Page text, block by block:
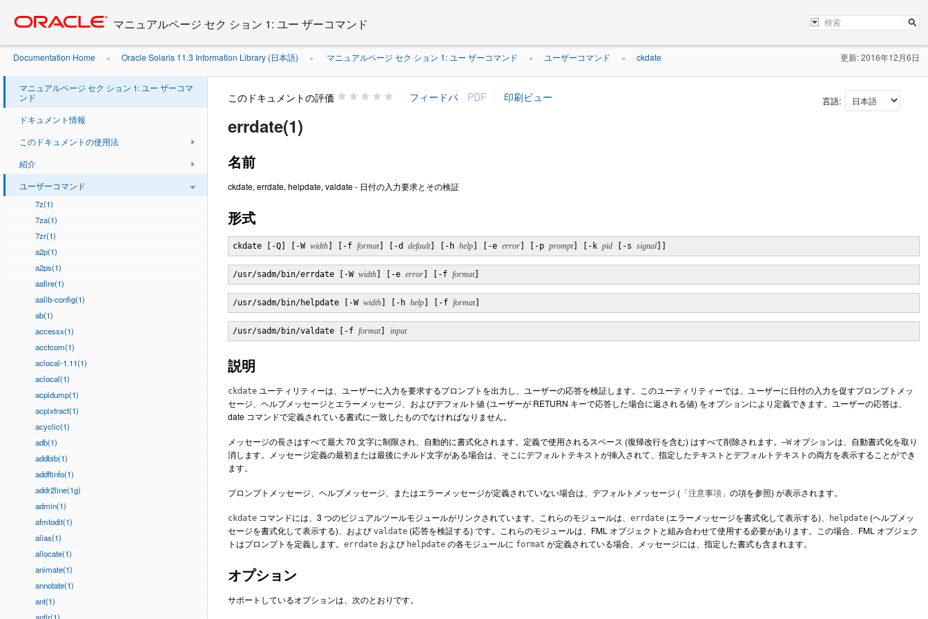
content
マニュアルページ セク ション 1: ユー ザーコマンド
Documentation Home » Oracle Solaris 11.3 Information Library (日本語) » マニュアルページ セク ション 1: ユー ザーコマンド » ユーザーコマンド » ckdate 更新: 2016年12月6日
マニュアルページ セク ション 1: ユー ザーコマ
ンド
ドキュメント情報
このドキュメントの使用法
紹介
ユーザーコマンド
7z(1)
7za(1)
7zr(1)
a2p(1)
a2ps(1)
aafire(1)
aalib-config(1)
ab(1)
accessx(1)
acctcom(1)
aclocal-1.11(1)
aclocal(1)
acpidump(1)
acpixtract(1)
acyclic(1)
adb(1)
addbib(1)
addftinfo(1)
addr2line(1g)
admin(1)
afmtodit(1)
alias(1)
allocate(1)
animate(1)
annotate(1)
ant(1)
このドキュメントの評価 言語:
errdate(1)
名前
ckdate, errdate, helpdate, valdate - 日付の入力要求とその検証
形式
ckdate [-Q] [-W width ] [-f format] [-d default] [-h help ] [-e error ] [-p prompt] [-k pid [-s signal
/usr/sadm/bin/errdate [-W width ] [-e error ] [-f format]
/usr/sadm/bin/helpdate [-W width ] [-h help ] [-f format]
/usr/sadm/bin/valdate [-f format] input
説明
ckdate ユーティリティーは、ユーザーに入力を要求するプロンプトを出力し、ユーザーの応答を検証します。このユーティリティーでは、ユーザーに日付の入力を促すプロンプトメッ
セージ、ヘルプメッセージとエラーメッセージ、およびデフォルト値 (ユーザーが RETURN キーで応答した場合に返される値) をオプションにより定義できます。ユーザーの応答は、
date コマンドで定義されている書式に一致したものでなければなりません。
メッセージの長さはすべて最大 70 文字に制限され、自動的に書式化されます。定義で使用されるスペース (復帰改行を含む) はすべて削除されます。 –Wオプションは、自動書式化を取り
消します。メッセージ定義の最初または最後にチルド文字がある場合は、そこにデフォルトテキストが挿入されて、指定したテキストとデフォルトテキストの両方を表示することができ
ます。
プロンプトメッセージ、ヘルプメッセージ、またはエラーメッセージが定義されていない場合は、デフォルトメッセージ ( 「注意事項」 の項を参照) が表示されます。
ckdate コマンドには、3 つのビジュアルツールモジュールがリンクされています。これらのモジュールは、 errdate (エラーメッセージを書式化して表示する)、 helpdate (ヘルプメッ
セージを書式化して表示する)、および valdate (応答を検証する) です。これらのモジュールは、FML オブジェクトと組み合わせて使用する必要があります。この場合、FML オブジェク
トはプロンプトを定義します。
errdate および helpdate の各モジュールに format が定義されている場合、メッセージには、指定した書式も含まれます。
オプション
サポートしているオプションは、次のとおりです。